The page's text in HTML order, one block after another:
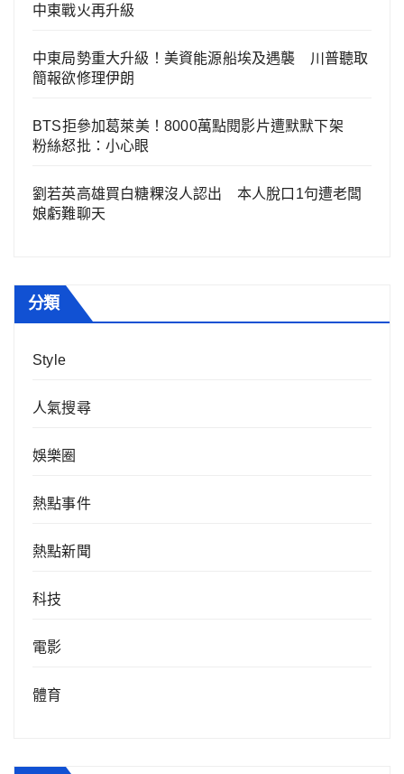
中東戰火再升級
中東局勢重大升級！美資能源船埃及遇襲 川普聽取
簡報欲修理伊朗
BTS拒參加葛萊美！8000萬點閱影片遭默默下架
粉絲怒批：小心眼
劉若英高雄買白糖粿沒人認出 本人脫口1句遭老闆
娘虧難聊天
分類
Style
人氣搜尋
娛樂圈
熱點事件
熱點新聞
科技
電影
體育